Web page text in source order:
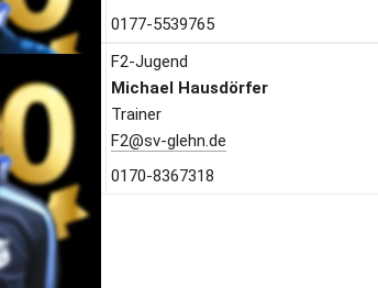
0177-5539765
F2-Jugend
Michael Hausdörfer
Trainer
F2@sv-glehn.de
0170-8367318